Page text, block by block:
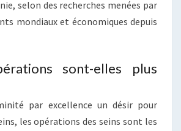
selon des recherches menées par
mondiaux et économiques depuis
sont-elles plus
par excellence un désir pour
les opérations des seins sont les